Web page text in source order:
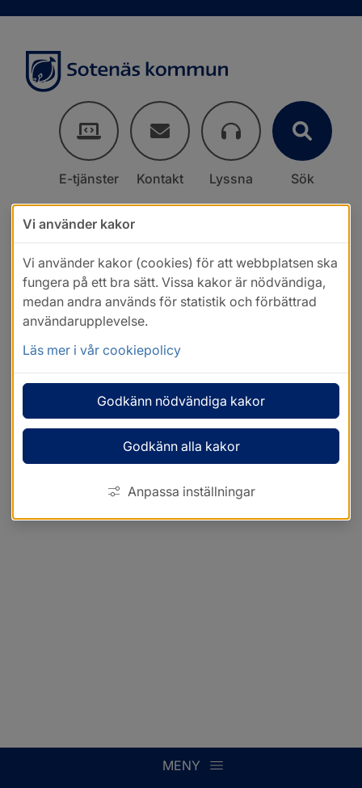
E-tjänster Kontakt Lyssna Sök
MENY
Vi använder kakor
Vi använder kakor (cookies) för att webbplatsen ska
fungera på ett bra sätt. Vissa kakor är nödvändiga,
medan andra används för statistik och förbättrad
användarupplevelse.
Läs mer i vår cookiepolicy
Godkänn nödvändiga kakor
Godkänn alla kakor
Anpassa inställningar